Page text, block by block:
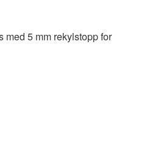
med 5 mm rekylstopp for